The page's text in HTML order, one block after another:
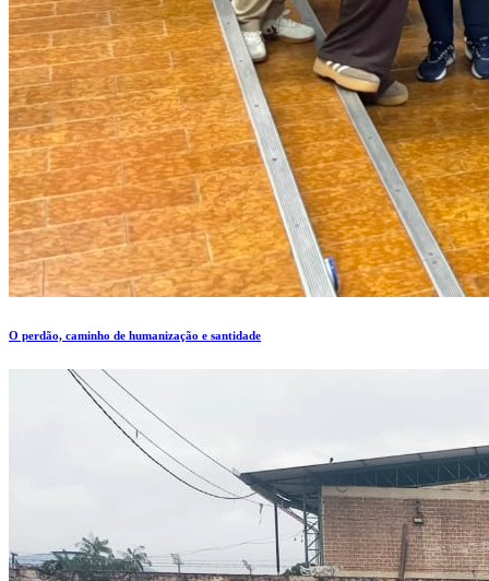
O perdão, caminho de humanização e santidade